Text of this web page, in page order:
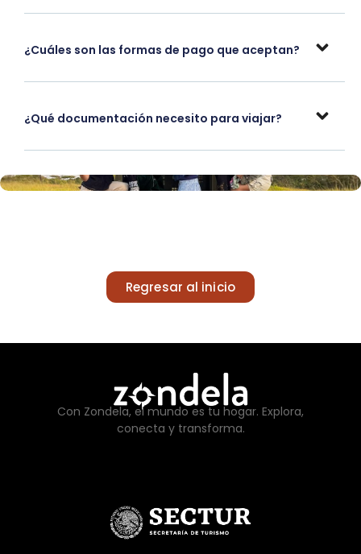
¿Cuáles son las formas de pago que aceptan?
¿Qué documentación necesito para viajar?
Regresar al inicio
Con Zondela, el mundo es tu hogar. Explora,
conecta y transforma.